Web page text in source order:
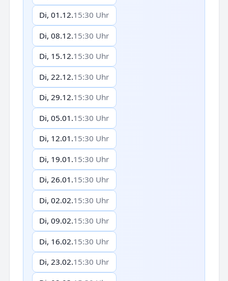
Di, 01.12.15:30 Uhr
Di, 08.12.15:30 Uhr
Di, 15.12.15:30 Uhr
Di, 22.12.15:30 Uhr
Di, 29.12.15:30 Uhr
Di, 05.01.15:30 Uhr
Di, 12.01.15:30 Uhr
Di, 19.01.15:30 Uhr
Di, 26.01.15:30 Uhr
Di, 02.02.15:30 Uhr
Di, 09.02.15:30 Uhr
Di, 16.02.15:30 Uhr
Di, 23.02.15:30 Uhr